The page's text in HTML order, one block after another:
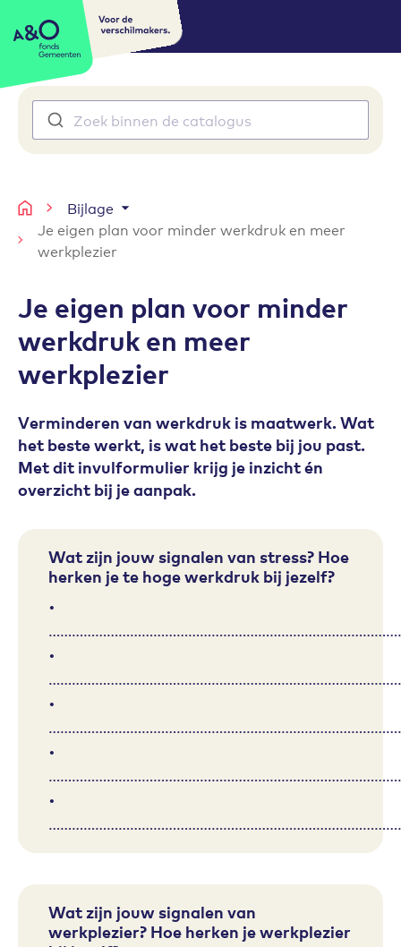
A&O fonds Gemeenten
Voor de
verschilmakers.
Zoek binnen de catalogus
Arbocatalogus
Bijlage
Je eigen plan voor minder werkdruk en meer
werkplezier
Je eigen plan voor minder
werkdruk en meer
werkplezier
Verminderen van werkdruk is maatwerk. Wat
het beste werkt, is wat het beste bij jou past.
Met dit invulformulier krijg je inzicht én
overzicht bij je aanpak.
Wat zijn jouw signalen van stress? Hoe
herken je te hoge werkdruk bij jezelf?
•
•
•
•
•
Wat zijn jouw signalen van
werkplezier? Hoe herken je werkplezier